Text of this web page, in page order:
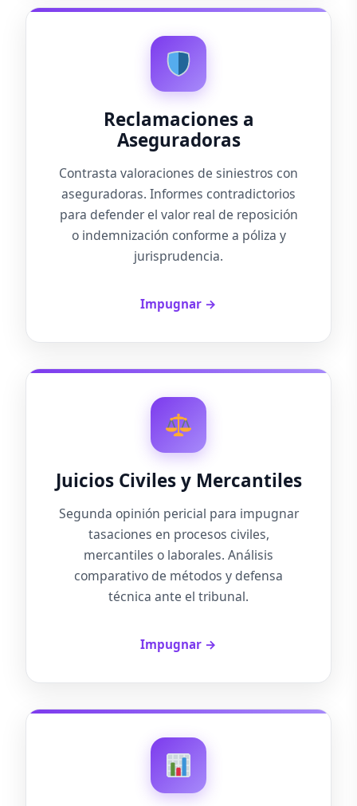
Reclamaciones a
Aseguradoras
Contrasta valoraciones de siniestros con
aseguradoras. Informes contradictorios
para defender el valor real de reposición
o indemnización conforme a póliza y
jurisprudencia.
Impugnar →
Juicios Civiles y Mercantiles
Segunda opinión pericial para impugnar
tasaciones en procesos civiles,
mercantiles o laborales. Análisis
comparativo de métodos y defensa
técnica ante el tribunal.
Impugnar →